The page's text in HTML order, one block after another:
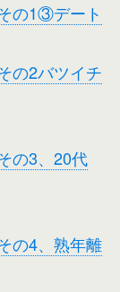
の1③デート
の2バツイチ
の3、20代
の4、熟年離